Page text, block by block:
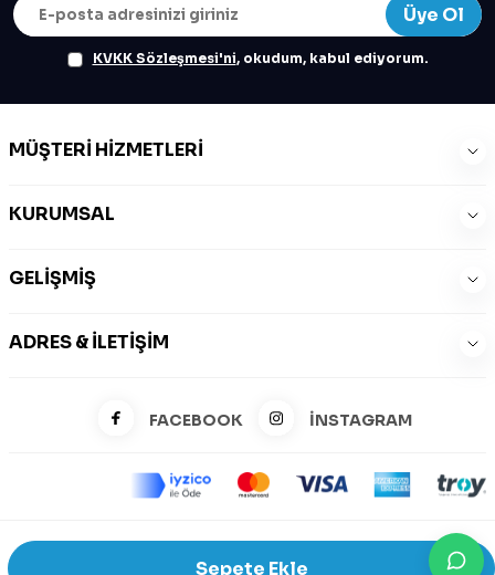
Sepete Ekle
Üye Ol
KVKK Sözleşmesi'ni, okudum, kabul ediyorum.
MÜŞTERI HIZMETLERI
KURUMSAL
GELIŞMIŞ
ADRES & İLETIŞIM
FACEBOOK İNSTAGRAM
©2026 Zeysports Tüm Hakları Saklıdır.